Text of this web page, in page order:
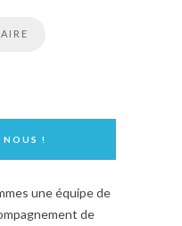
NOUS !
une équipe de
de